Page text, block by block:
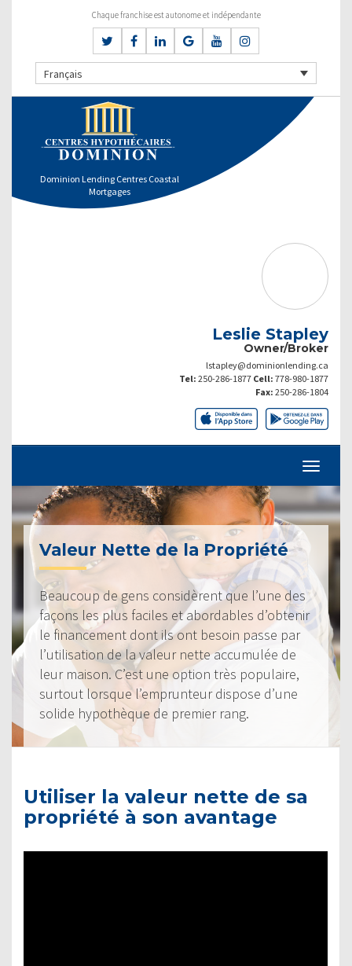
Chaque franchise est autonome et indépendante
Français
Dominion Lending Centres Coastal
Mortgages
Leslie Stapley
Owner/Broker
lstapley@dominionlending.ca
Tel: 250-286-1877 Cell: 778-980-1877
Fax: 250-286-1804
Valeur Nette de la Propriété
Beaucoup de gens considèrent que l’une des
façons les plus faciles et abordables d’obtenir
le financement dont ils ont besoin passe par
l’utilisation de la valeur nette accumulée de
leur maison. C’est une option très populaire,
surtout lorsque l’emprunteur dispose d’une
solide hypothèque de premier rang.
Utiliser la valeur nette de sa
propriété à son avantage